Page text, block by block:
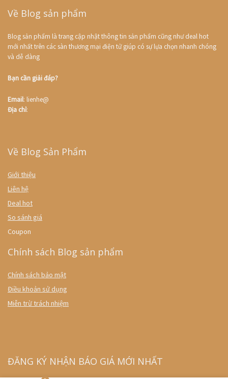
Về Blog sản phẩm
Blog sản phẩm là trang cập nhật thông tin sản phẩm cũng như deal hot
mới nhất trên các sàn thương mại điện tử giúp có sự lựa chọn nhanh chóng
và dễ dàng
Bạn cần giải đáp?
Email: lienhe@
Địa chỉ:
Về Blog Sản Phẩm
Giới thiệu
Liên hệ
Deal hot
So sánh giá
Coupon
Chính sách Blog sản phẩm
Chính sách bảo mật
Điều khoản sử dụng
Miễn trừ trách nhiệm
ĐĂNG KÝ NHẬN BÁO GIÁ MỚI NHẤT